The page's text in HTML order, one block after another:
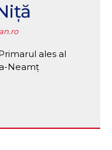
ales al
Neamț